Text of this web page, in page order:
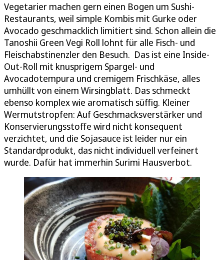
Vegetarier machen gern einen Bogen um Sushi-
Restaurants, weil simple Kombis mit Gurke oder
Avocado geschmacklich limitiert sind. Schon allein die
Tanoshii Green Vegi Roll lohnt für alle Fisch- und
Fleischabstinenzler den Besuch. Das ist eine Inside-
Out-Roll mit knusprigem Spargel- und
Avocadotempura und cremigem Frischkäse, alles
umhüllt von einem Wirsingblatt. Das schmeckt
ebenso komplex wie aromatisch süffig. Kleiner
Wermutstropfen: Auf Geschmacksverstärker und
Konservierungsstoffe wird nicht konsequent
verzichtet, und die Sojasauce ist leider nur ein
Standardprodukt, das nicht individuell verfeinert
wurde. Dafür hat immerhin Surimi Hausverbot.